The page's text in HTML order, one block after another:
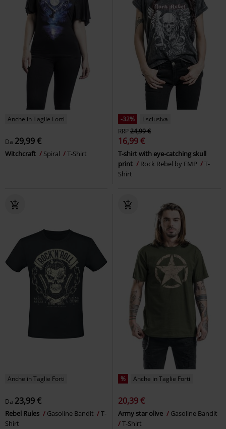
Anche in Taglie Forti
Da 29,99 €
Witchcraft Spiral T-Shirt
-32%
Esclusiva
RRP24,99 €
16,99 €
T-shirt with eye-catching skull
print
Rock Rebel by EMP
T-
Shirt
Anche in Taglie Forti
Da 23,99 €
Rebel Rules Gasoline Bandit
T-
Shirt
% Anche in Taglie Forti
20,39 €
Army star olive
Gasoline Bandit
T-Shirt